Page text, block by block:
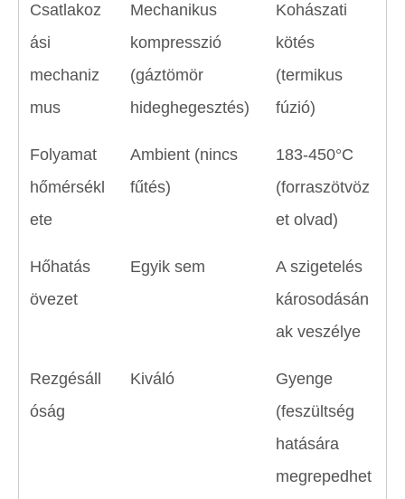
Csatlakoz
ási
mechaniz
mus
Mechanikus
kompresszió
(gáztömör
hideghegesztés)
Kohászati ​​
kötés
(termikus
fúzió)
Folyamat
hőmérsékl
ete
Ambient (nincs
fűtés)
183-450°C
(forraszötvöz
et olvad)
Hőhatás
övezet
Egyik sem
A szigetelés
károsodásán
ak veszélye
Rezgésáll
óság
Kiváló
Gyenge
(feszültség
hatására
megrepedhet